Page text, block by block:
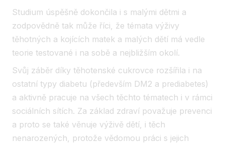
Studium úspěšně dokončila i s malými dětmi a
zodpovědně tak může říci, že témata výživy
těhotných a kojících matek a malých dětí má vedle
teorie testované i na sobě a nejbližším okolí.
Svůj záběr díky těhotenské cukrovce rozšířila i na
ostatní typy diabetu (především DM2 a prediabetes)
a aktivně pracuje na všech těchto tématech i v rámci
sociálních sítích. Za základ zdraví považuje prevenci
a proto se také věnuje výživě dětí, i těch
nenarozených, protože vědomou práci s jejich